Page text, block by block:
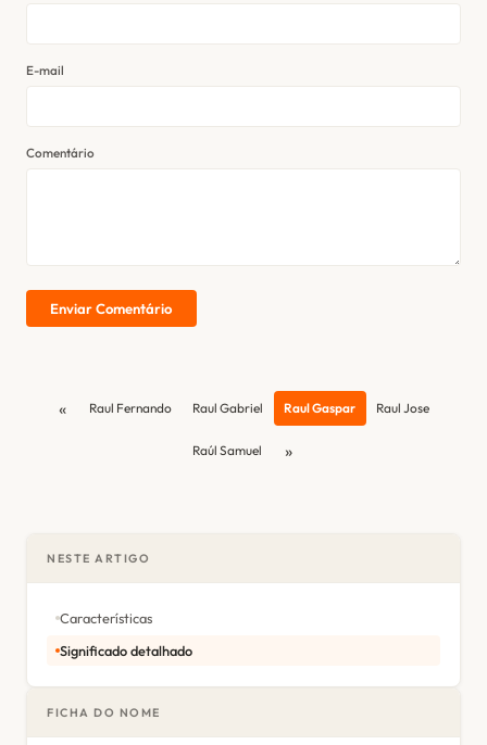
E-mail
Comentário
Enviar Comentário
« Raul Fernando Raul Gabriel Raul Gaspar Raul Jose
Raúl Samuel »
NESTE ARTIGO
Características
Significado detalhado
FICHA DO NOME